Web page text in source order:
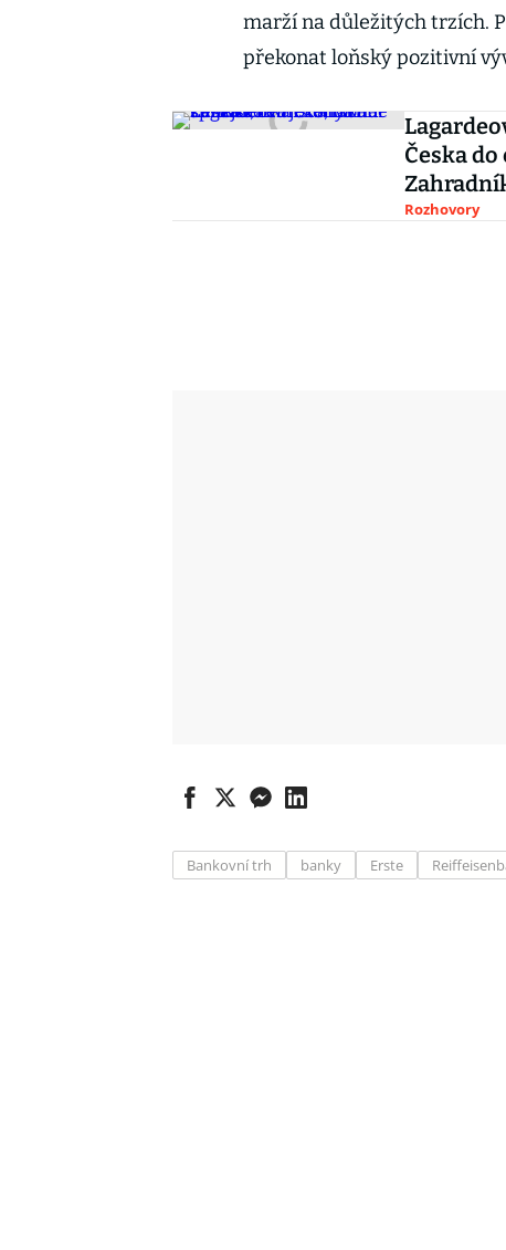
marží na důležitých trzích.
překonat loňský pozitivní
Česka
Rozhovory
Bankovní trh banky Erste